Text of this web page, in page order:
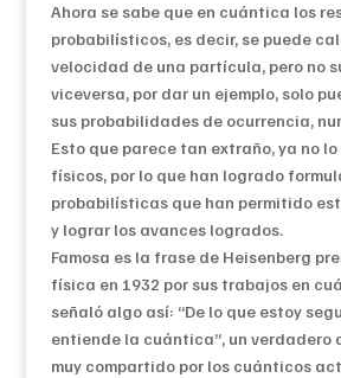
Ahora se sabe que en cuántica los
probabilísticos, es decir, se puede
velocidad de una partícula, pero no
viceversa, por dar un ejemplo, solo
sus probabilidades de ocurrencia,
Esto que parece tan extraño, ya no
físicos, por lo que han logrado
probabilísticas que han permitido
y lograr los avances logrados.
Famosa es la frase de Heisenberg
física en 1932 por sus trabajos en
señaló algo así: “De lo que estoy
entiende la cuántica”, un verdadero
muy compartido por los cuánticos